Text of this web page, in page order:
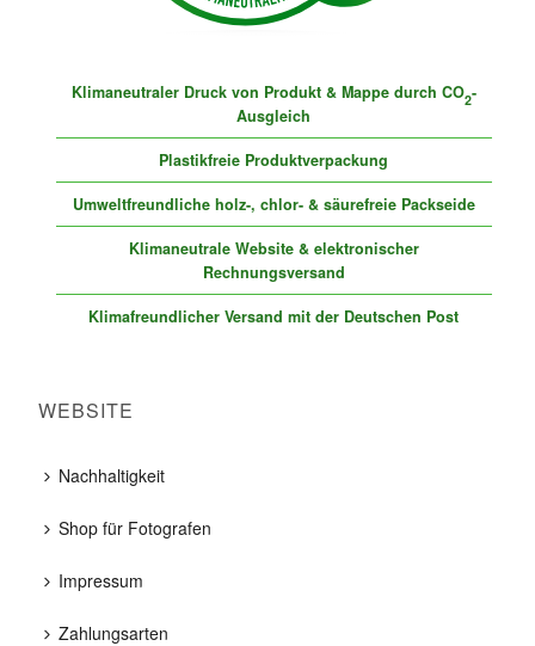
Klimaneutraler Druck von Produkt & Mappe durch CO2-
Ausgleich
Plastikfreie Produktverpackung
Umweltfreundliche holz-, chlor- & säurefreie Packseide
Klimaneutrale Website & elektronischer
Rechnungsversand
Klimafreundlicher Versand mit der Deutschen Post
WEBSITE
Nachhaltigkeit
Shop für Fotografen
Impressum
Zahlungsarten